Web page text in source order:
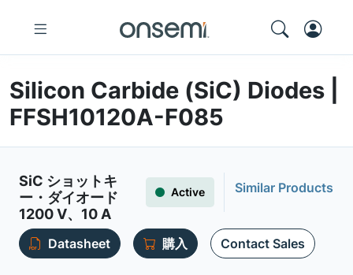
Silicon Carbide (SiC) Diodes |
FFSH10120A-F085
SiC ショットキ
ー・ダイオード
1200 V、10 A
Active Similar Products
Datasheet 購入 Contact Sales